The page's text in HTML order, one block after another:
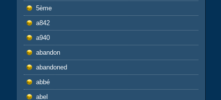
5ème
a842
a940
abandon
abandoned
abbé
abel